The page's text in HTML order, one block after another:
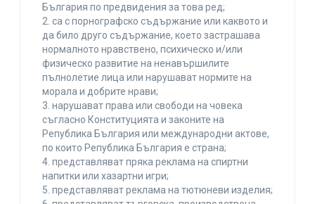
България по предвидения за това ред;
2. са с порнографско съдържание или каквото и
да било друго съдържание, което застрашава
нормалното нравствено, психическо и/или
физическо развитие на ненавършилите
пълнолетие лица или нарушават нормите на
морала и добрите нрави;
3. нарушават права или свободи на човека
съгласно Конституцията и законите на
Република България или международни актове,
по които Република България е страна;
4. представляват пряка реклама на спиртни
напитки или хазартни игри;
5. представляват реклама на тютюневи изделия;